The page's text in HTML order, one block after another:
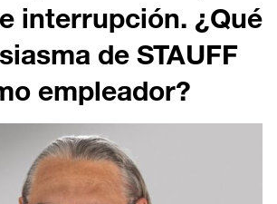
interrupción. ¿Qué
de STAUFF
empleador?